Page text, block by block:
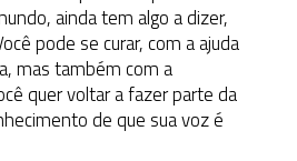
ainda tem algo a dizer,
pode se curar, com a ajuda
mas também com a
quer voltar a fazer parte da
de que sua voz é